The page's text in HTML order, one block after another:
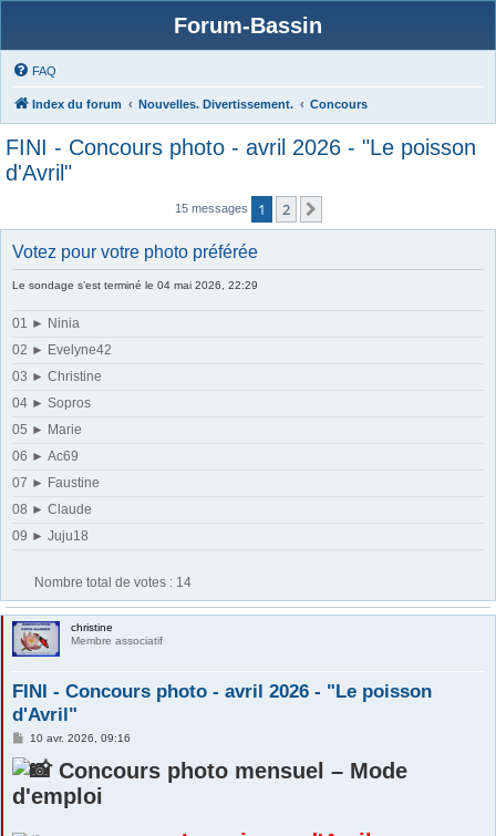
Forum-Bassin
FAQ
Index du forum Nouvelles. Divertissement. Concours
FINI - Concours photo - avril 2026 - "Le poisson
d'Avril"
15 messages 1 2
Votez pour votre photo préférée
Le sondage s’est terminé le 04 mai 2026, 22:29
01 ► Ninia
02 ► Evelyne42
03 ► Christine
04 ► Sopros
05 ► Marie
06 ► Ac69
07 ► Faustine
08 ► Claude
09 ► Juju18
Nombre total de votes : 14
christine
Membre associatif
FINI - Concours photo - avril 2026 - "Le poisson
d'Avril"
M
s
s
a
g
10 avr. 2026, 09:16
Concours photo mensuel – Mode
d'emploi